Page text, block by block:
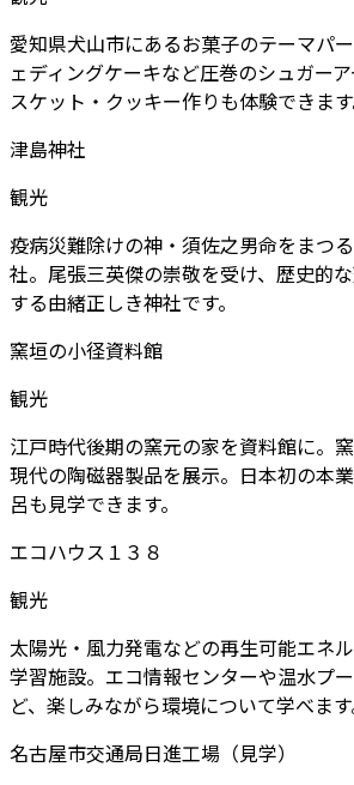
愛知県犬山市にあるお菓子のテーマパ
ェディングケーキなど圧巻のシュガー
スケット・クッキー作りも体験できます
津島神社
観光
疫病災難除けの神・須佐之男命をまつ
社。尾張三英傑の崇敬を受け、歴史的
する由緒正しき神社です。
窯垣の小径資料館
観光
江戸時代後期の窯元の家を資料館に。
現代の陶磁器製品を展示。日本初の本
呂も見学できます。
エコハウス１３８
観光
太陽光・風力発電などの再生可能エネ
学習施設。エコ情報センターや温水プ
ど、楽しみながら環境について学べます
名古屋市交通局日進工場（見学）